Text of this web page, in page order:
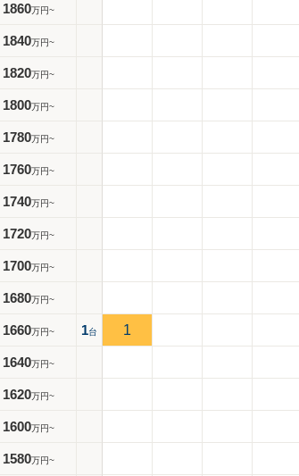
1860万円~
1840万円~
1820万円~
1800万円~
1780万円~
1760万円~
1740万円~
1720万円~
1700万円~
1680万円~
1660万円~ 1台 1
1640万円~
1620万円~
1600万円~
1580万円~